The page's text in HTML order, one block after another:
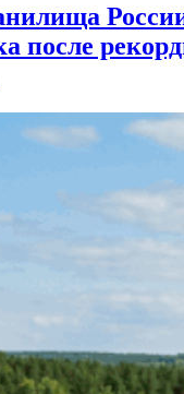
после